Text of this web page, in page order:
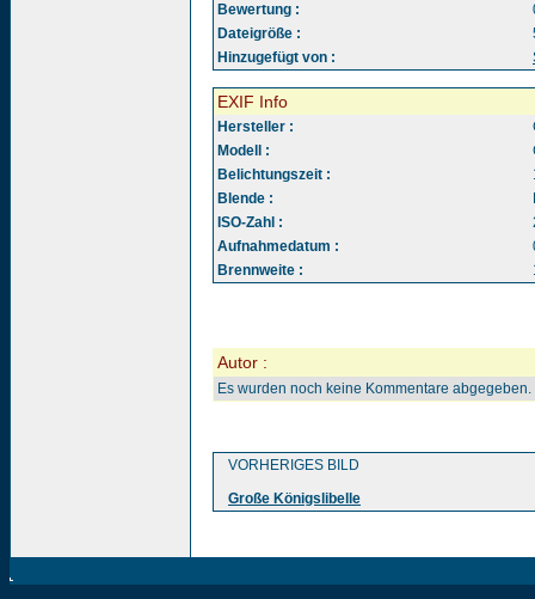
Bewertung :
Dateigröße :
Hinzugefügt von :
EXIF Info
Hersteller :
Modell :
Belichtungszeit :
Blende :
ISO-Zahl :
Aufnahmedatum :
Brennweite :
Autor :
Es wurden noch keine Kommentare abgegeben.
VORHERIGES BILD
Große Königslibelle